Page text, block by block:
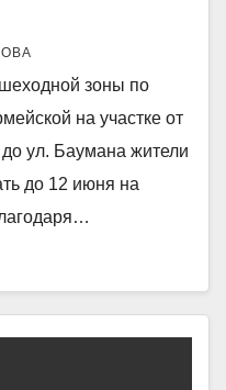
зоны по
на участке от
ул. Баумана жители
до 12 июня на